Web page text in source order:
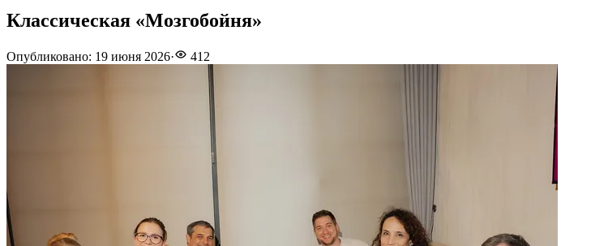
Классическая «Мозгобойня»
Опубликовано: 19 июня 2026· 412